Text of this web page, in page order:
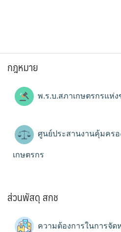
กฎหมาย
พ.ร.บ.สภาเกษตรกรแห่ง
ศูนย์ประสานงานคุ้มคร
เกษตรกร
ส่วนพัสดุ สกช
ความต้องการในการจัด